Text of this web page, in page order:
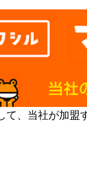
て、当社が加盟